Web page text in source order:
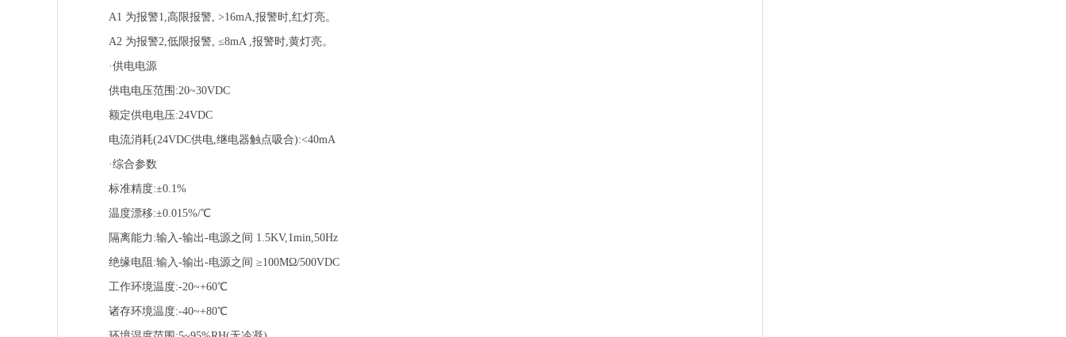
A1 为报警1,高限报警, >16mA,报警时,红灯亮。
A2 为报警2,低限报警, ≤8mA ,报警时,黄灯亮。
·供电电源
供电电压范围:20~30VDC
额定供电电压:24VDC
电流消耗(24VDC供电,继电器触点吸合):<40mA
·综合参数
标准精度:±0.1%
温度漂移:±0.015%/℃
隔离能力:输入-输出-电源之间 1.5KV,1min,50Hz
绝缘电阻:输入-输出-电源之间 ≥100MΩ/500VDC
工作环境温度:-20~+60℃
诸存环境温度:-40~+80℃